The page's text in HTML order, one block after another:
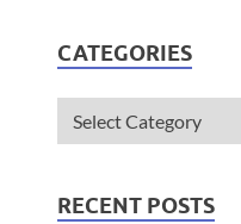
CATEGORIES
RECENT POSTS